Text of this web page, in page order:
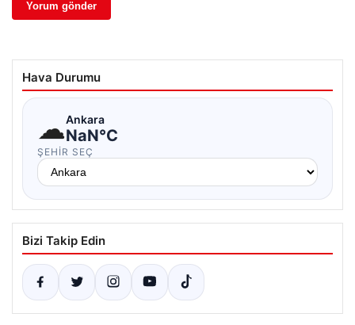
Hava Durumu
☁Ankara
NaN°C
ŞEHIR SEÇ
Bizi Takip Edin